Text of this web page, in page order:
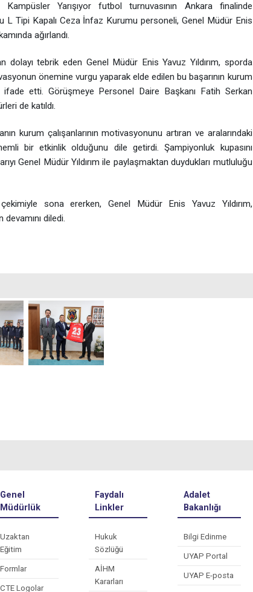
Yarışıyor futbol turnuvasının Ankara finalinde
L Tipi Kapalı Ceza İnfaz Kurumu personeli, Genel Müdür Enis
ağırlandı.
dolayı tebrik eden Genel Müdür Enis Yavuz Yıldırım, sporda
önemine vurgu yaparak elde edilen bu başarının kurum
ifade etti. Görüşmeye Personel Daire Başkanı Fatih Serkan
de katıldı.
kurum çalışanlarının motivasyonunu artıran ve aralarındaki
bir etkinlik olduğunu dile getirdi. Şampiyonluk kupasını
Genel Müdür Yıldırım ile paylaşmaktan duydukları mutluluğu
sona ererken, Genel Müdür Enis Yavuz Yıldırım,
devamını diledi.
Genel
Müdürlük
Uzaktan
Eğitim
Formlar
CTE Logolar
Faydalı
Linkler
Hukuk
Sözlüğü
AİHM
Kararları
Adalet
Bakanlığı
Bilgi Edinme
UYAP Portal
UYAP E-posta